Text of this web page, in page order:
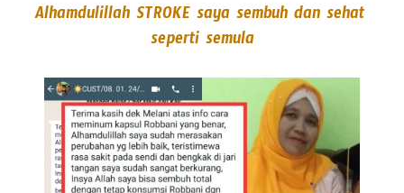
Alhamdulillah STROKE saya sembuh dan sehat
seperti semula